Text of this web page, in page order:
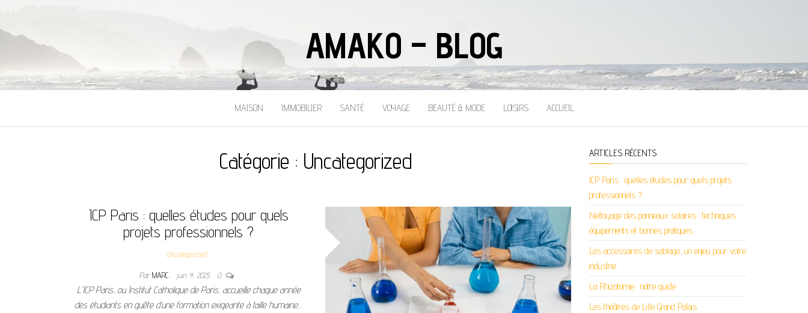
AMAKO – BLOG
MAISON IMMOBILIER SANTÉ VOYAGE BEAUTÉ & MODE LOISIRS ACCUEIL
Catégorie : Uncategorized
ICP Paris : quelles études pour quels
projets professionnels ?
Uncategorized
ParMARC juin 4, 2025 0
L’ICP Paris, ou Institut Catholique de Paris, accueille chaque année
des étudiants en quête d’une formation exigeante à taille humaine…
ARTICLES RÉCENTS
ICP Paris : quelles études pour quels projets
professionnels ?
Nettoyage des panneaux solaires : techniques,
équipements et bonnes pratiques
Les accessoires de sablage, un enjeu pour votre
industrie
La Rhizotomie : notre guide
Les théâtres de Lille Grand Palais